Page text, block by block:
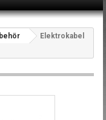
Elektrokabel